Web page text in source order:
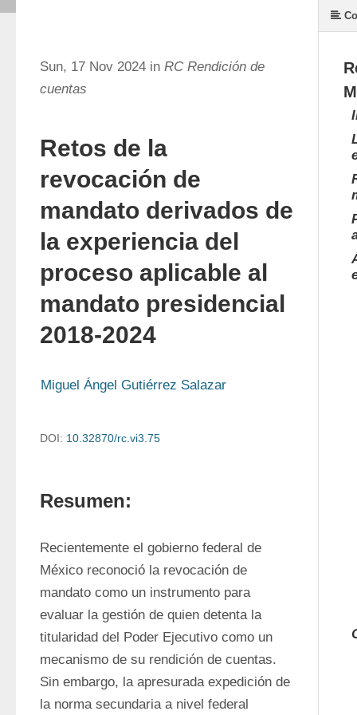
Sun, 17 Nov 2024 in RC Rendición de
cuentas
Retos de la
revocación de
mandato derivados de
la experiencia del
proceso aplicable al
mandato presidencial
2018-2024
Miguel Ángel Gutiérrez Salazar
DOI: 10.32870/rc.vi3.75
Resumen:
Recientemente el gobierno federal de
México reconoció la revocación de
mandato como un instrumento para
evaluar la gestión de quien detenta la
titularidad del Poder Ejecutivo como un
mecanismo de su rendición de cuentas.
Sin embargo, la apresurada expedición de
la norma secundaria a nivel federal